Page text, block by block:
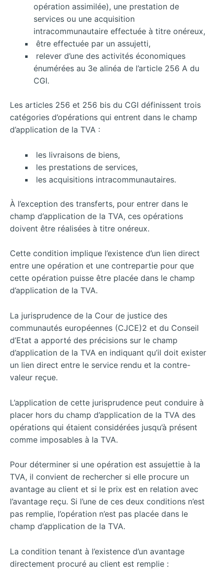
opération assimilée), une prestation de
services ou une acquisition
intracommunautaire effectuée à titre onéreux,
être effectuée par un assujetti,
relever d’une des activités économiques
énumérées au 3e alinéa de l’article 256 A du
CGI.
Les articles 256 et 256 bis du CGI définissent trois
catégories d’opérations qui entrent dans le champ
d’application de la TVA :
les livraisons de biens,
les prestations de services,
les acquisitions intracommunautaires.
À l’exception des transferts, pour entrer dans le
champ d’application de la TVA, ces opérations
doivent être réalisées à titre onéreux.
Cette condition implique l’existence d’un lien direct
entre une opération et une contrepartie pour que
cette opération puisse être placée dans le champ
d’application de la TVA.
La jurisprudence de la Cour de justice des
communautés européennes (CJCE)2 et du Conseil
d’Etat a apporté des précisions sur le champ
d’application de la TVA en indiquant qu’il doit exister
un lien direct entre le service rendu et la contre-
valeur reçue.
L’application de cette jurisprudence peut conduire à
placer hors du champ d’application de la TVA des
opérations qui étaient considérées jusqu’à présent
comme imposables à la TVA.
Pour déterminer si une opération est assujettie à la
TVA, il convient de rechercher si elle procure un
avantage au client et si le prix est en relation avec
l’avantage reçu. Si l’une de ces deux conditions n’est
pas remplie, l’opération n’est pas placée dans le
champ d’application de la TVA.
La condition tenant à l’existence d’un avantage
directement procuré au client est remplie :